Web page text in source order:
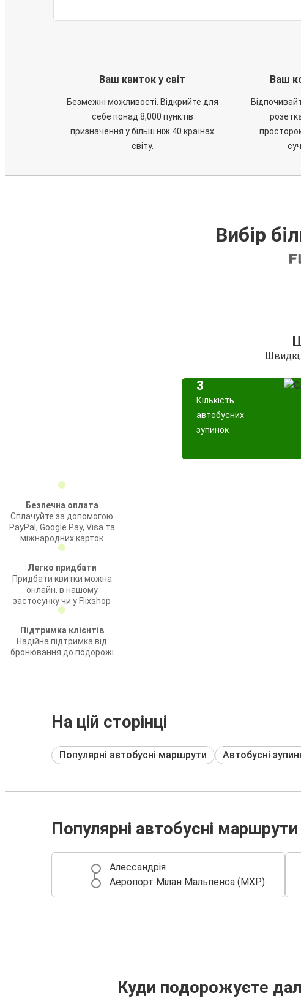
Ваш квиток у світ
Безмежні можливості. Відкрийте для
себе понад 8,000 пунктів
призначення у більш ніж 40 країнах
світу.
Ваш
Вибір
3
Кількість
автобусних
зупинок
Безпечна оплата
Сплачуйте за допомогою
PayPal, Google Pay, Visa та
міжнародних карток
Легко придбати
Придбати квитки можна
онлайн, в нашому
застосунку чи у Flixshop
Підтримка клієнтів
Надійна підтримка від
бронювання до подорожі
На цій сторінці
Популярні автобусні маршрути Автобусні
Популярні автобусні маршрути
Алессандрія
Аеропорт Мілан Мальпенса (MXP)
Куди подорожуєте